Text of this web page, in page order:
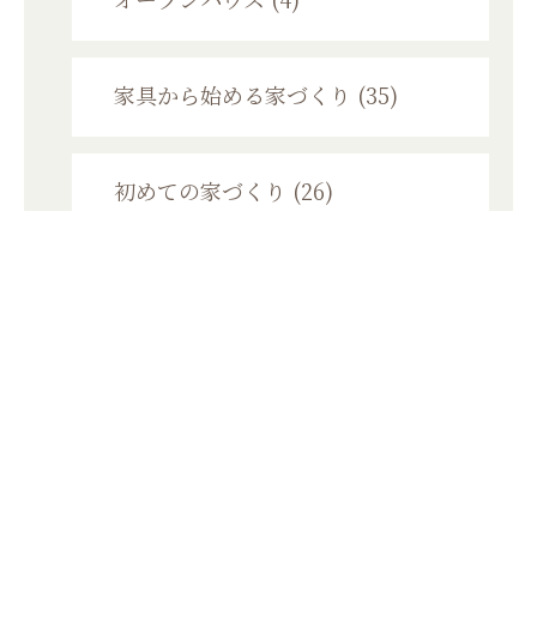
家具から始める家づくり (35)
初めての家づくり (26)